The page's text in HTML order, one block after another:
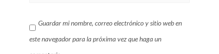
Guardar mi nombre, correo electrónico y sitio web en
este navegador para la próxima vez que haga un